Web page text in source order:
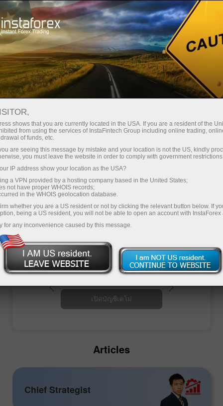
สำหรับเทรดเดอร์
Forex Analytics
We present to your attention the daily updated
Forex analytics section, where you will find
reviews from leading experts in the foreign
exchange markets, up-to-date monitoring of
financial information.
เปิดบัญชีซื้อขาย
เปิดบัญชีเดโม่
Articles
Chief Strategist
shows that you are currently located in the USA. If you are a resident of the
from using the services of InstaFintech Group including online trading,
of funds, etc.
are seeing this message by mistake and your location is not the US, kindly
you must leave the website in order to comply with government
IP address show your location as the USA?
a VPN provided by a hosting company based in the United States;
not have proper WHOIS records;
in the WHOIS geolocation database.
whether you are a US resident or not by clicking the relevant button below. If
being a US resident, you will not be able to open an account with InstaForex
for any inconvenience caused by this message.